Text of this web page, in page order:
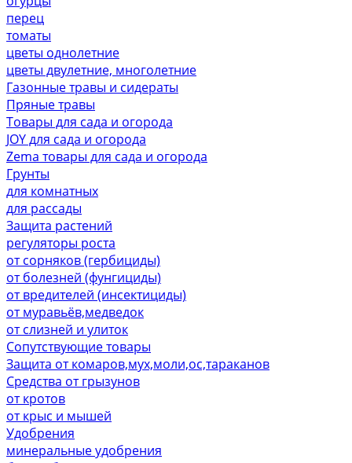
перец
томаты
цветы однолетние
цветы двулетние, многолетние
Газонные травы и сидераты
Пряные травы
Товары для сада и огорода
JOY для сада и огорода
Zema товары для сада и огорода
Грунты
для комнатных
для рассады
Защита растений
регуляторы роста
от сорняков (гербициды)
от болезней (фунгициды)
от вредителей (инсектициды)
от муравьёв,медведок
от слизней и улиток
Сопутствующие товары
Защита от комаров,мух,моли,ос,тараканов
Средства от грызунов
от кротов
от крыс и мышей
Удобрения
минеральные удобрения